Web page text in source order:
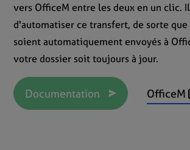
vers OfficeM entre les deux en un clic.
d'automatiser ce transfert, de sorte
soient automatiquement envoyés à
votre dossier soit toujours à jour.
Documentation OfficeM